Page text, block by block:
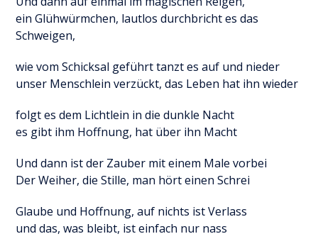
ein Glühwürmchen, lautlos durchbricht es das
Schweigen,
wie vom Schicksal geführt tanzt es auf und nieder
unser Menschlein verzückt, das Leben hat ihn wieder
folgt es dem Lichtlein in die dunkle Nacht
es gibt ihm Hoffnung, hat über ihn Macht
Und dann ist der Zauber mit einem Male vorbei
Der Weiher, die Stille, man hört einen Schrei
Glaube und Hoffnung, auf nichts ist Verlass
und das, was bleibt, ist einfach nur nass